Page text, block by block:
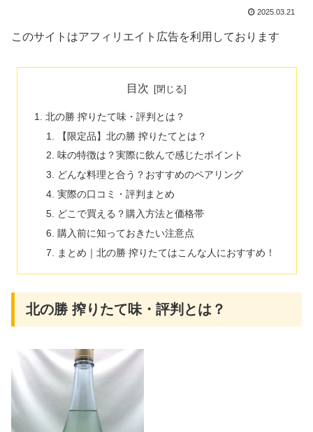
2025.03.21
このサイトはアフィリエイト広告を利用しております
目次
北の勝 搾りたて味・評判とは？
【限定品】北の勝 搾りたてとは？
味の特徴は？実際に飲んで感じたポイント
どんな料理と合う？おすすめのペアリング
実際の口コミ・評判まとめ
どこで買える？購入方法と価格帯
購入前に知っておきたい注意点
まとめ｜北の勝 搾りたてはこんな人におすすめ！
北の勝 搾りたて味・評判とは？